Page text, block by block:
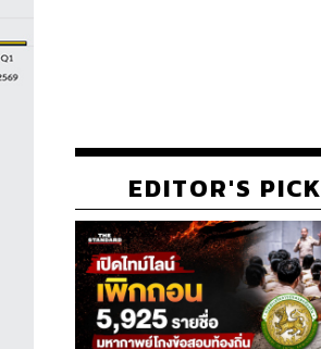
EDITOR'S PICK